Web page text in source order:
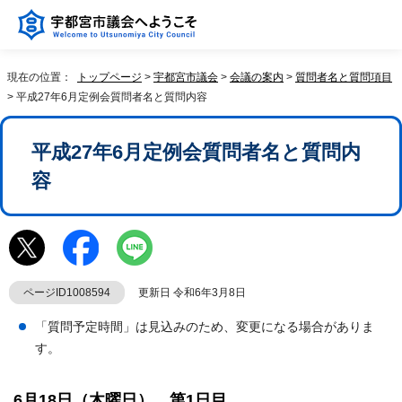
現在の位置： トップページ > 宇都宮市議会 > 会議の案内 > 質問者名と質問項目
> 平成27年6月定例会質問者名と質問内容
平成27年6月定例会質問者名と質問内
容
ページID1008594 更新日 令和6年3月8日
「質問予定時間」は見込みのため、変更になる場合がありま
す。